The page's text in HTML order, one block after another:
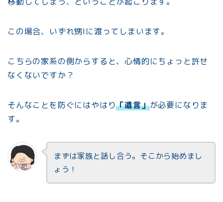
この場合、いずれ甥Iに渡ってしまいます。
こちらの家系の側からすると、心情的にちょっと許せ
なくないですか？
そんなことを防ぐにはやはり「遺言」が必要になりま
す。
まずは家族と話し合う。そこから始めまし
ょう！